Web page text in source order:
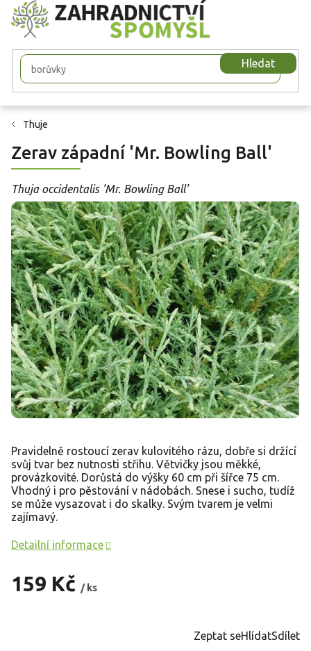
Přejít
na
obsah
Hledat
Thuje
Zerav západní 'Mr. Bowling Ball'
Thuja occidentalis 'Mr. Bowling Ball'
159 Kč / ks
Pravidelně rostoucí zerav kulovitého rázu, dobře si držící
svůj tvar bez nutnosti střihu. Větvičky jsou měkké,
provázkovité. Dorůstá do výšky 60 cm při šířce 75 cm.
Vhodný i pro pěstování v nádobách. Snese i sucho, tudíž
se může vysazovat i do skalky. Svým tvarem je velmi
zajímavý.
Detailní informace
Zeptat seHlídatSdílet